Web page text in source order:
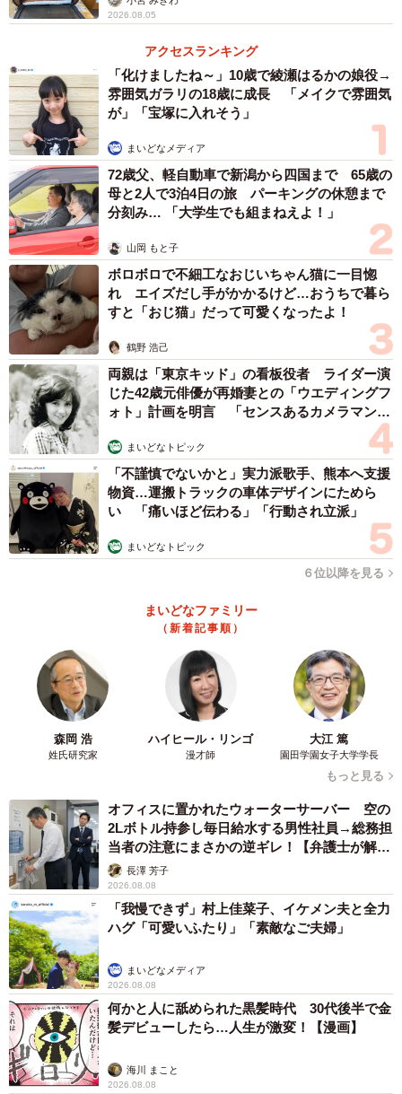
3/7
飼い主さんに抱きしめられても震えは止まらない（飼い主さん提供）
――大きなワンちゃんでも、病院は怖いんですね。
飼い主さん：ロビーで一緒になる他の飼い主さんたちも、
驚いてらっしゃいました。実は、フウは前の飼い主に置き
去りにされていたところを、昨年3月に引き取った保護犬な
術を乗り越えてきました。何度もこの病院へ通ううちに、
すっかり場所を覚えて怖がるようになってしまったんで
――隣にいるライくんの余裕ぶりについて。
飼い主さん：ライは今回、フウが不安がらないように付き
添いで連れていっただけなんです。自分が診察されないと
分かっているので、あんなにも余裕の表情なんです
（笑）。フウには「怖い思いをさせてすまんね」と申し訳
なく思いつつも、一生懸命に震える様子もまた可愛くて。
――病院以外でも、2匹が「ガクブル」になってしまう瞬間
はあるのですか？
飼い主さん：フウは病院以外では全く動じず、人見知りも
しない落ち着いた子なのですが、逆にライは「雷」という
名前のくせに、本物の雷や花火の音が大の苦手で、これ以
上に震えるんです（笑）。夜中に雷が鳴ると、眠い目をこ
すりながら、ずっとなだめています。
2026.08.05
アクセスランキング
「化けましたね～」10歳で綾瀬はるかの娘役→
雰囲気ガラリの18歳に成長 「メイクで雰囲気
が」「宝塚に入れそう」
まいどなメディア
72歳父、軽自動車で新潟から四国まで 65歳の
母と2人で3泊4日の旅 パーキングの休憩まで
分刻み… 「大学生でも組まねえよ！」
山岡 もと子
ボロボロで不細工なおじいちゃん猫に一目惚
れ エイズだし手がかかるけど…おうちで暮ら
すと「おじ猫」だって可愛くなったよ！
鶴野 浩己
両親は「東京キッド」の看板役者 ライダー演
じた42歳元俳優が再婚妻との「ウエディングフ
ォト」計画を明言 「センスあるカメラマン求
まいどなトピック
「不謹慎でないかと」実力派歌手、熊本へ支援
物資…運搬トラックの車体デザインにためら
い 「痛いほど伝わる」「行動され立派」
まいどなトピック
６位以降を見る
まいどなファミリー
（新着記事順）
森岡 浩
姓氏研究家
ハイヒール・リンゴ
漫才師
大江 篤
園田学園女子大学学長
もっと見る
オフィスに置かれたウォーターサーバー 空の
2Lボトル持参し毎日給水する男性社員→総務担
当者の注意にまさかの逆ギレ！【弁護士が解
説】長澤 芳子
2026.08.08
「我慢できず」村上佳菜子、イケメン夫と全力
ハグ「可愛いふたり」「素敵なご夫婦」
まいどなメディア
2026.08.08
何かと人に舐められた黒髪時代 30代後半で金
髪デビューしたら…人生が激変！【漫画】
海川 まこと
2026.08.08